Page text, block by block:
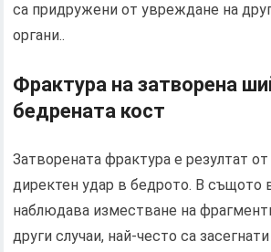
са придружени от увреждане на
органи..
Фрактура на затворена
бедрената кост
Затворената фрактура е резултат
директен удар в бедрото. В същото
наблюдава изместване на
други случаи, най-често са